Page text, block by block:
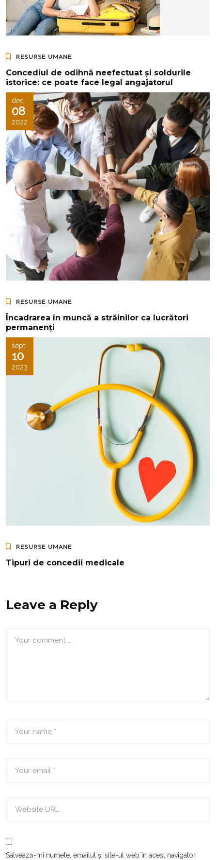
RESURSE UMANE
Concediul de odihnă neefectuat și soldurile
istorice: ce poate face legal angajatorul
dec.
08
2022
RESURSE UMANE
Încadrarea în muncă a străinilor ca lucrători
permanenți
sept.
10
2023
RESURSE UMANE
Tipuri de concedii medicale
Leave a Reply
Salvează-mi numele, emailul și site-ul web în acest navigator